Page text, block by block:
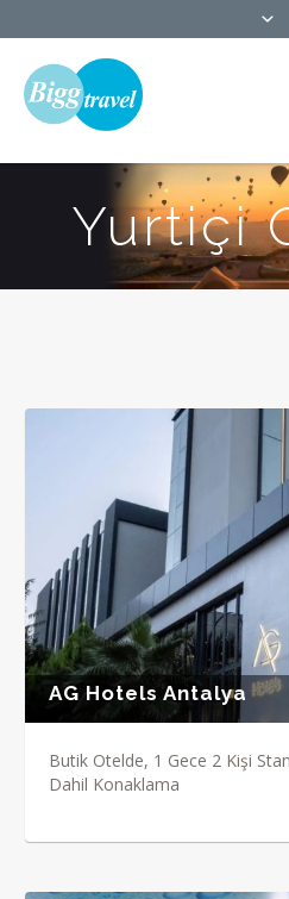
Yurtiçi
AG Hotels Antalya
Butik Otelde, 1 Gece 2 Kişi
Dahil Konaklama